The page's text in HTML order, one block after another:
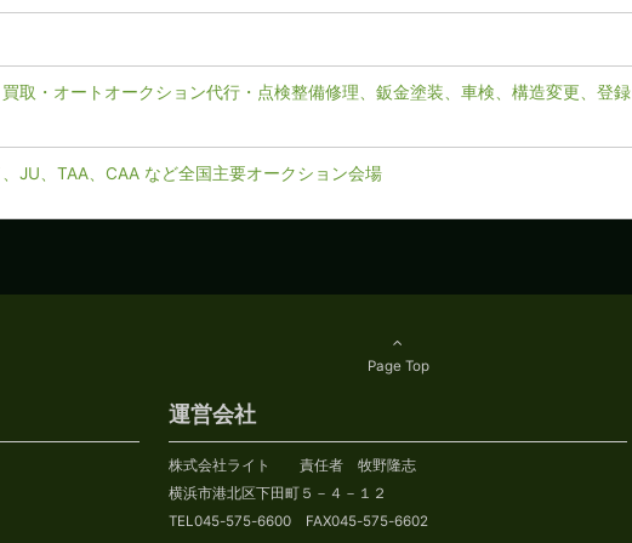
取・オートオークション代行・点検整備修理、鈑金塗装、車検、構造変更、登録
JU、TAA、CAA など全国主要オークション会場
Page Top
運営会社
株式会社ライト 責任者 牧野隆志
横浜市港北区下田町５－４－１２
TEL045-575-6600 FAX045-575-6602